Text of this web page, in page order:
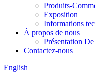
Produits-
Exposition
Informations
À propos de nous
Présentation
Contactez-nous
English